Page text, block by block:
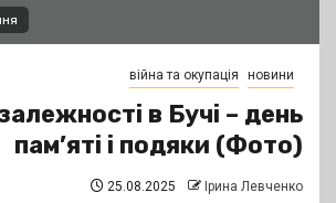
війна та окупація новини
в Бучі – день
пам’яті і подяки (Фото)
25.08.2025 Ірина Левченко